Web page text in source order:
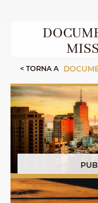
< TORNA A